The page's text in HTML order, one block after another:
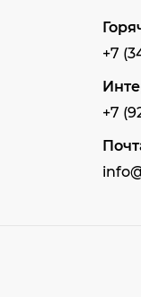
+7
+7